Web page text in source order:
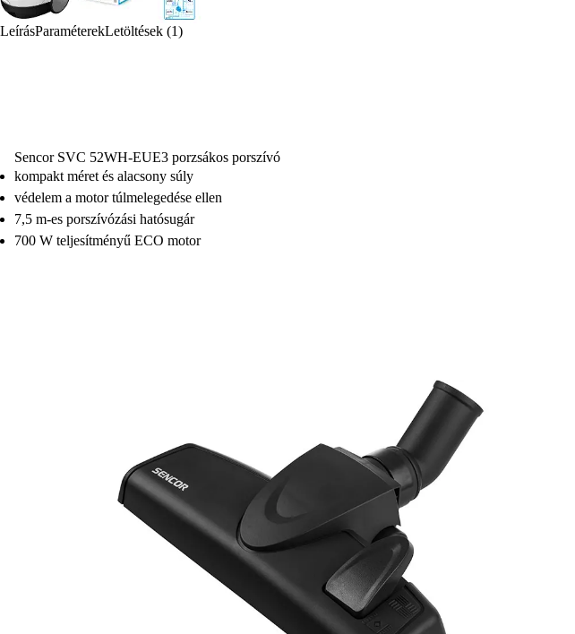
LeírásParaméterekLetöltések (1)
Sencor SVC 52WH-EUE3 porzsákos porszívó
kompakt méret és alacsony súly
védelem a motor túlmelegedése ellen
7,5 m-es porszívózási hatósugár
700 W teljesítményű ECO motor